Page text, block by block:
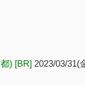
) [BR] 2023/03/31(